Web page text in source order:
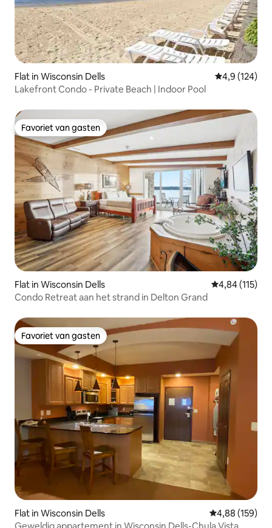
Flat in Wisconsin Dells Gemiddelde
4,9 (124)
Lakefront Condo - Private Beach | Indoor Pool
Favoriet van gasten
Favoriet van gasten
Flat in Wisconsin Dells Gemiddelde
4,84 (115)
Condo Retreat aan het strand in Delton Grand
Favoriet van gasten
Favoriet van gasten
Flat in Wisconsin Dells Gemiddelde
4,88 (159)